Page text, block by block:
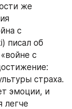
же
с
писал об
с
страха.
эмоции, и
легче